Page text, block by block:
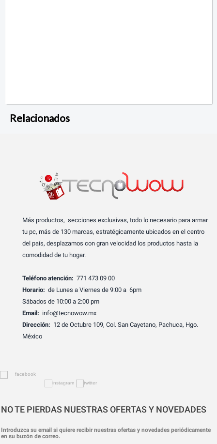
Relacionados
Más productos, secciones exclusivas, todo lo necesario para armar
tu pc, más de 130 marcas, estratégicamente ubicados en el centro
del país, desplazamos con gran velocidad los productos hasta la
comodidad de tu hogar.
Teléfono atención: 771 473 09 00
Horario: de Lunes a Viernes de 9:00 a 6pm
Sábados de 10:00 a 2:00 pm
Email: info@tecnowow.mx
Dirección: 12 de Octubre 109, Col. San Cayetano, Pachuca, Hgo.
México
NO TE PIERDAS NUESTRAS OFERTAS Y NOVEDADES
Introduzca su email si quiere recibir nuestras ofertas y novedades periódicamente
en su buzón de correo.